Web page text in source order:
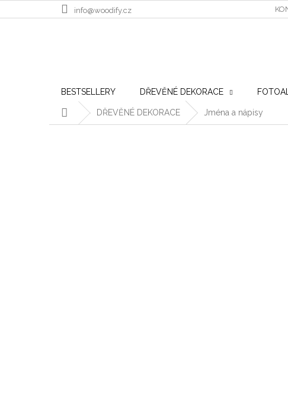
info@woodify.cz
BESTSELLERY DŘEVĚNÉ DEKORACE
Domů DŘEVĚNÉ DEKORACE Jména a nápisy